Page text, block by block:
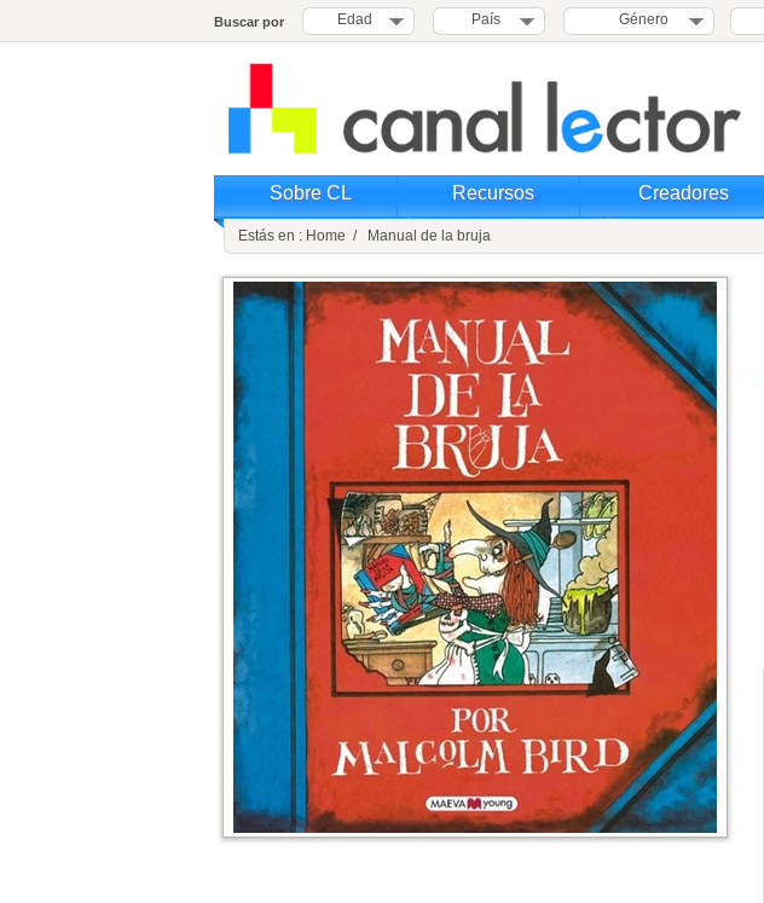
Buscar por Edad País Género
Sobre CL Recursos Creadores
Estás en : Home / Manual de la bruja